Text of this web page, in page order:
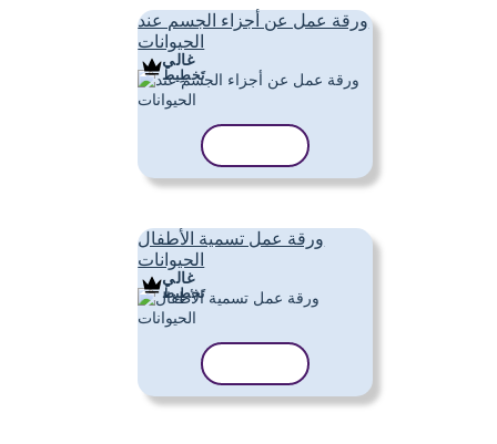
ورقة عمل عن أجزاء الجسم عند
الحيوانات
غالي
تَخطِيط
ورقة عمل تسمية الأطفال
الحيوانات
غالي
تَخطِيط